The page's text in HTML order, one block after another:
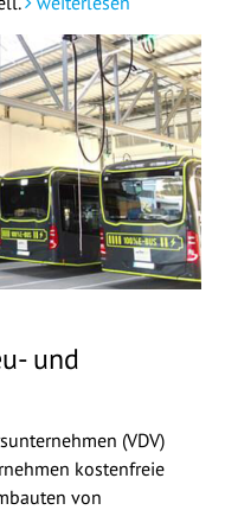
und
(VDV)
kostenfreie
von